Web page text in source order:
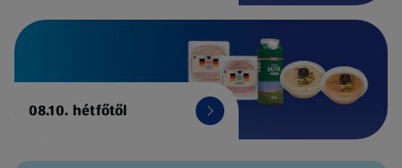
08.10. hétfőtől